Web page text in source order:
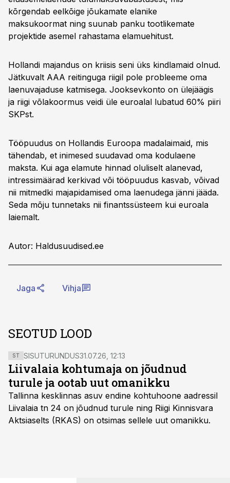
kõrgendab eelkõige jõukamate elanike
maksukoormat ning suunab panku tootlikemate
projektide asemel rahastama elamuehitust.
Hollandi majandus on kriisis seni üks kindlamaid olnud.
Jätkuvalt AAA reitinguga riigil pole probleeme oma
laenuvajaduse katmisega. Jooksevkonto on ülejäägis
ja riigi võlakoormus veidi üle euroalal lubatud 60% piiri
SKPst.
Tööpuudus on Hollandis Euroopa madalaimaid, mis
tähendab, et inimesed suudavad oma kodulaene
maksta. Kui aga elamute hinnad oluliselt alanevad,
intressimäärad kerkivad või tööpuudus kasvab, võivad
nii mitmedki majapidamised oma laenudega jänni jääda.
Seda mõju tunnetaks nii finantssüsteem kui euroala
laiemalt.
Autor: Haldusuudised.ee
Jaga Vihja
SEOTUD LOOD
ST SISUTURUNDUS31.07.26, 12:13
Liivalaia kohtumaja on jõudnud
turule ja ootab uut omanikku
Tallinna kesklinnas asuv endine kohtuhoone aadressil
Liivalaia tn 24 on jõudnud turule ning Riigi Kinnisvara
Aktsiaselts (RKAS) on otsimas sellele uut omanikku.